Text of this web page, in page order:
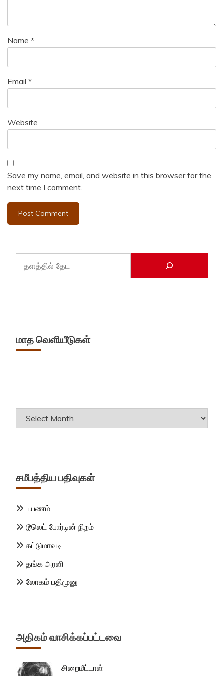
Name *
Email *
Website
Save my name, email, and website in this browser for the
next time I comment.
மாத வெளியீடுகள்
Archives
சமீபத்திய பதிவுகள்
பயணம்
டூலெட் போர்டின் நிறம்
கட்டுமாவடி
தங்க அரளி
லோகம் பதிமூனு
அதிகம் வாசிக்கப்பட்டவை
சிறைமீட்டாள்